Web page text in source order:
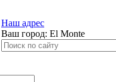
Наш адрес
Ваш город: El Monte